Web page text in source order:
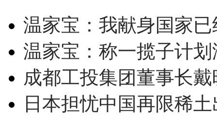
温家宝：我献身国家
温家宝：称一揽子计
成都工投集团董事长
日本担忧中国再限稀